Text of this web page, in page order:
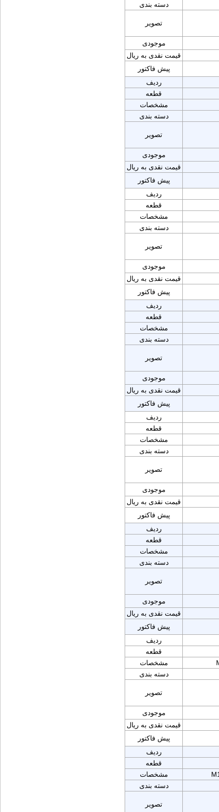
دسته بندی
تصویر
موجودی
قیمت نقدی به ریال
پیش فاکتور
ردیف
قطعه
مشخصات
دسته بندی
تصویر
موجودی
قیمت نقدی به ریال
پیش فاکتور
ردیف
قطعه
مشخصات
دسته بندی
تصویر
موجودی
قیمت نقدی به ریال
پیش فاکتور
ردیف
قطعه
مشخصات
دسته بندی
تصویر
موجودی
قیمت نقدی به ریال
پیش فاکتور
ردیف
قطعه
مشخصات
دسته بندی
تصویر
موجودی
قیمت نقدی به ریال
پیش فاکتور
ردیف
قطعه
مشخصات
دسته بندی
تصویر
موجودی
قیمت نقدی به ریال
پیش فاکتور
ردیف
قطعه
مشخصات
دسته بندی
تصویر
موجودی
قیمت نقدی به ریال
پیش فاکتور
ردیف
قطعه
مشخصات
دسته بندی
تصویر